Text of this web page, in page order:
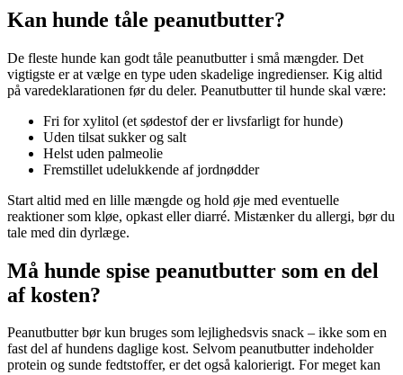
Kan hunde tåle peanutbutter?
De fleste hunde kan godt tåle peanutbutter i små mængder. Det
vigtigste er at vælge en type uden skadelige ingredienser. Kig altid
på varedeklarationen før du deler. Peanutbutter til hunde skal være:
Fri for xylitol (et sødestof der er livsfarligt for hunde)
Uden tilsat sukker og salt
Helst uden palmeolie
Fremstillet udelukkende af jordnødder
Start altid med en lille mængde og hold øje med eventuelle
reaktioner som kløe, opkast eller diarré. Mistænker du allergi, bør du
tale med din dyrlæge.
Må hunde spise peanutbutter som en del
af kosten?
Peanutbutter bør kun bruges som lejlighedsvis snack – ikke som en
fast del af hundens daglige kost. Selvom peanutbutter indeholder
protein og sunde fedtstoffer, er det også kalorierigt. For meget kan